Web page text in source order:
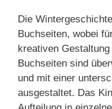
Die
Buchseiten, wobei
kreativen
Buchseiten sind
und mit einer
ausgestaltet. Das